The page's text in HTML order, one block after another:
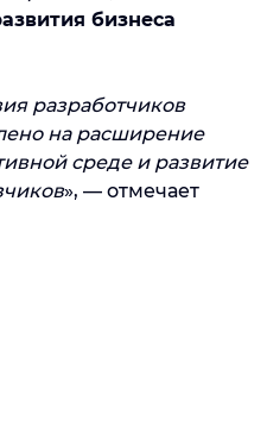
бизнеса
разработчиков
на расширение
среде и развитие
», — отмечает